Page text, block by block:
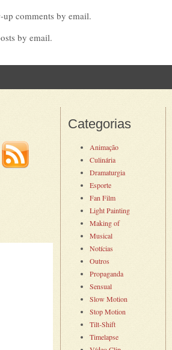
comments by email.
by email.
Categorias
Animação
Culinária
Dramaturgia
Esporte
Fan Film
Light Painting
Making of
Musical
Notícias
Outros
Propaganda
Sensual
Slow Motion
Stop Motion
Tilt-Shift
Timelapse